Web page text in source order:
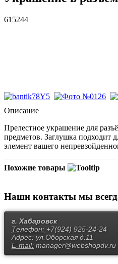
615244
Описание
Прелестное украшение для
предметов. Заглушка подходит
элемент вашего
Похожие товары
Наши контакты мы
г. Хабаровск
Телефон: +7(924) 925-24-24
Адрес: ул.Оборская д.11
E-mail: manager@webshopdv.ru